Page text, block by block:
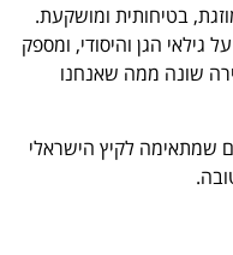
בטיחותית ומושקעת.
הגן והיסודי, ומספק
שונה ממה שאנחנו
שמתאימה לקיץ הישראלי